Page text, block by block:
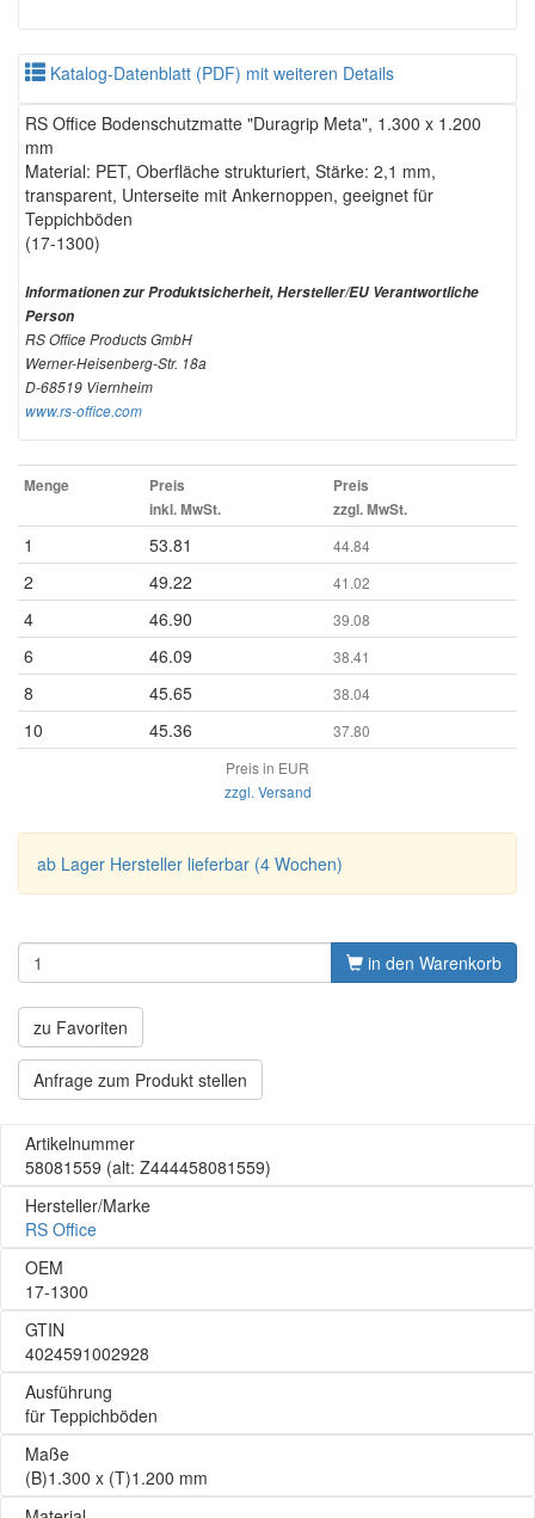
Katalog-Datenblatt (PDF) mit weiteren Details
RS Office Bodenschutzmatte "Duragrip Meta", 1.300 x 1.200
mm
Material: PET, Oberfläche strukturiert, Stärke: 2,1 mm,
transparent, Unterseite mit Ankernoppen, geeignet für
Teppichböden
(17-1300)
Informationen zur Produktsicherheit, Hersteller/EU Verantwortliche
Person
RS Office Products GmbH
Werner-Heisenberg-Str. 18a
D-68519 Viernheim
www.rs-office.com
Menge
Preis
inkl. MwSt.
Preis
zzgl. MwSt.
1 53.81 44.84
2 49.22 41.02
4 46.90 39.08
6 46.09 38.41
8 45.65 38.04
10 45.36
37.80
Preis in EUR
zzgl. Versand
ab Lager Hersteller lieferbar (4 Wochen)
in den Warenkorb
zu Favoriten
Anfrage zum Produkt stellen
Artikelnummer
58081559 (alt: Z444458081559)
Hersteller/Marke
RS Office
OEM
17-1300
GTIN
4024591002928
Ausführung
für Teppichböden
Maße
(B)1.300 x (T)1.200 mm